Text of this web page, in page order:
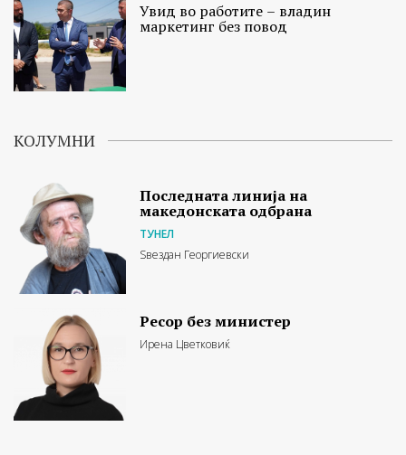
Увид во работите – владин
маркетинг без повод
КОЛУМНИ
Последната линија на
македонската одбрана
ТУНЕЛ
Ѕвездан Георгиевски
Ресор без министер
Ирена Цветковиќ